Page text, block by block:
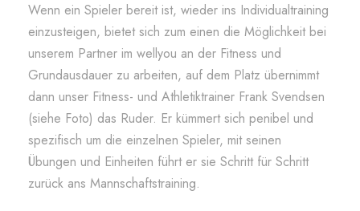
Wenn ein Spieler bereit ist, wieder ins Individualtraining
einzusteigen, bietet sich zum einen die Möglichkeit bei
unserem Partner im wellyou an der Fitness und
Grundausdauer zu arbeiten, auf dem Platz übernimmt
dann unser Fitness- und Athletiktrainer Frank Svendsen
(siehe Foto) das Ruder. Er kümmert sich penibel und
spezifisch um die einzelnen Spieler, mit seinen
Übungen und Einheiten führt er sie Schritt für Schritt
zurück ans Mannschaftstraining.